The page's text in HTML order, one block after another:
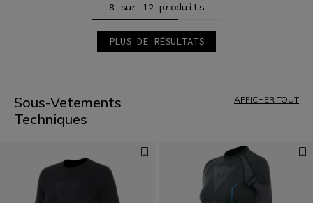
8 sur 12 produits
PLUS DE RÉSULTATS
Sous-Vetements
Techniques
AFFICHER TOUT